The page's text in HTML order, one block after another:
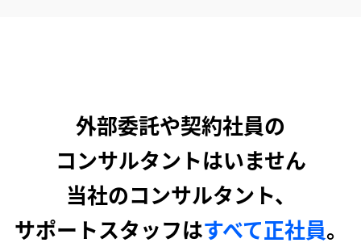
外部委託や契約社員の
コンサルタントはいません
当社のコンサルタント、
サポートスタッフはすべて正社員。